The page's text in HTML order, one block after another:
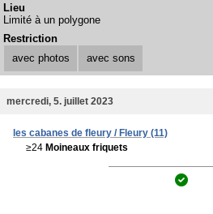
Lieu
Limité à un polygone
Restriction
avec photos
avec sons
mercredi, 5. juillet 2023
les cabanes de fleury / Fleury (11)
≥24 Moineaux friquets